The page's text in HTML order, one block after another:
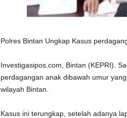
Polres Bintan Ungkap Kasus
Investigasipos.com, Bintan (KEPRI).
perdagangan anak dibawah umur
wilayah Bintan.
Kasus ini terungkap, setelah adanya